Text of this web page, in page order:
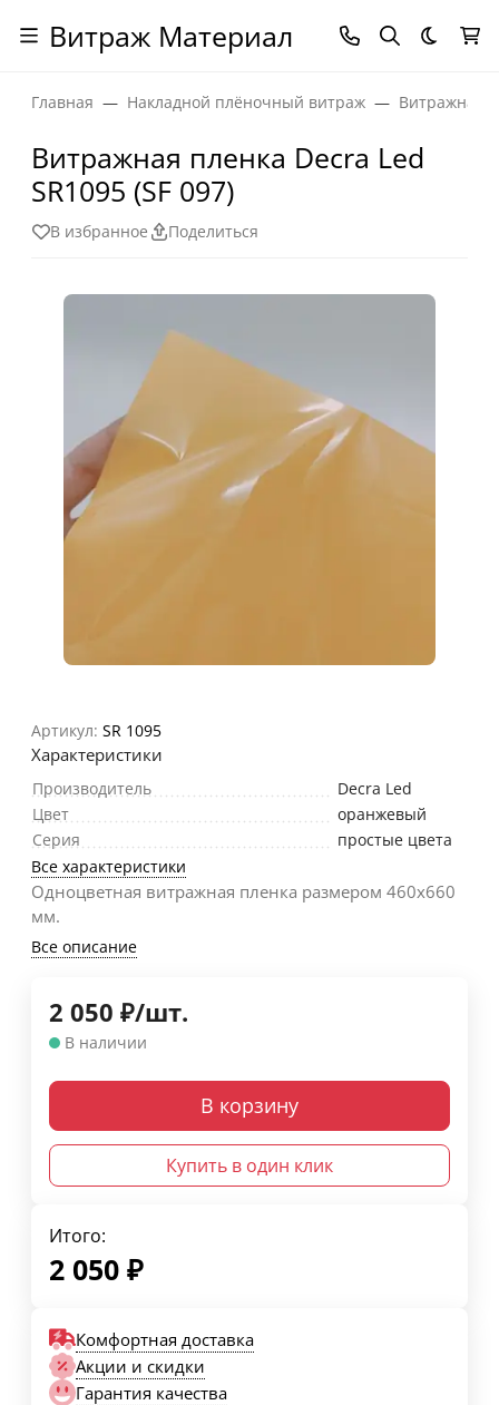
Витраж Материал Темная
Главная Накладной плёночный витраж Витражная
Витражная пленка Decra Led
SR1095 (SF 097)
В избранное Поделиться
Артикул: SR 1095
Характеристики
Производитель
Decra Led
Цвет
оранжевый
Серия
простые цвета
Все характеристики
Одноцветная витражная пленка размером 460х660
мм.
Все описание
2 050 ₽/шт.
В наличии
В корзину
Купить в один клик
Итого:
2 050 ₽
Комфортная доставка
Акции и скидки
Гарантия качества